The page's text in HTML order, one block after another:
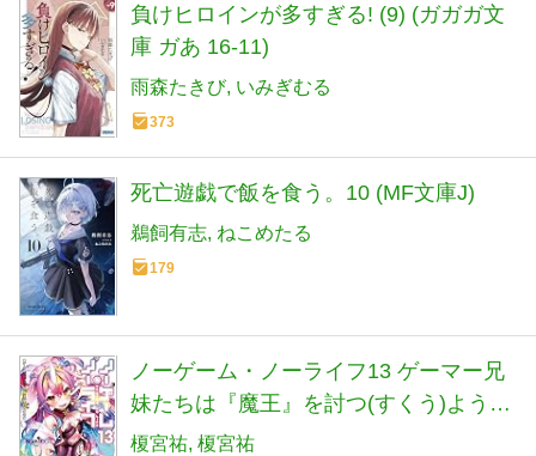
負けヒロインが多すぎる! (9) (ガガガ文
庫 ガあ 16-11)
雨森たきび いみぎむる
373
死亡遊戯で飯を食う。10 (MF文庫J)
鵜飼有志 ねこめたる
179
ノーゲーム・ノーライフ13 ゲーマー兄
妹たちは『魔王』を討つ(すくう)ようで
す (MF文庫J)
榎宮祐 榎宮祐